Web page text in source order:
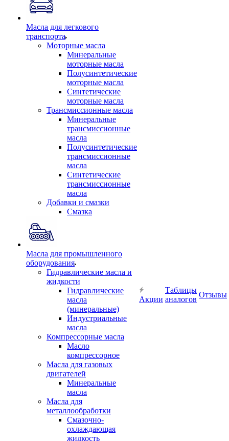
Масла для легкового
транспорта
Моторные масла
Минеральные
моторные масла
Полусинтетические
моторные масла
Синтетические
моторные масла
Трансмиссионные масла
Минеральные
трансмиссионные
масла
Полусинтетические
трансмиссионные
масла
Синтетические
трансмиссионные
масла
Добавки и смазки
Смазка
Масла для промышленного
оборудования
Гидравлические масла и
жидкости
Гидравлические
масла
(минеральные)
Индустриальные
масла
Компрессорные масла
Масло
компрессорное
Масла для газовых
двигателей
Минеральные
масла
Масла для
металлообработки
Смазочно-
охлаждающая
жидкость
Акции
Таблицы
аналогов
Отзывы